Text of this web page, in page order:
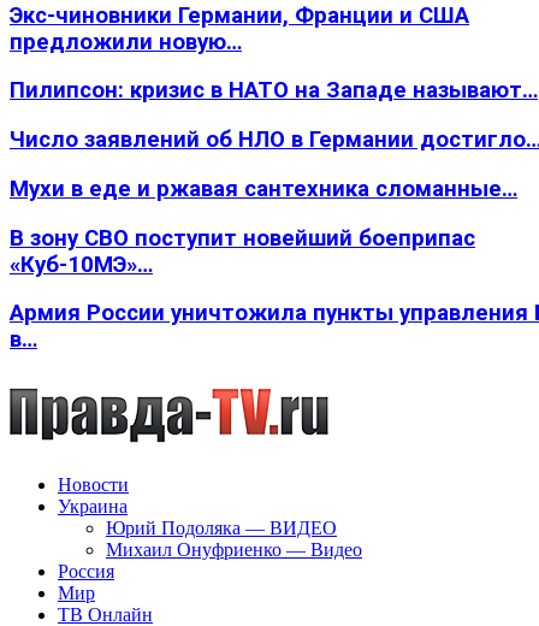
Экс-чиновники Германии, Франции и США
предложили новую…
Пилипсон: кризис в НАТО на Западе называют…
Число заявлений об НЛО в Германии
Мухи в еде и ржавая сантехника сломанные…
В зону СВО поступит новейший боеприпас
«Куб-10МЭ»…
Армия России уничтожила пункты
в…
Новости
Украина
Юрий Подоляка — ВИДЕО
Михаил Онуфриенко — Видео
Россия
Мир
ТВ Онлайн